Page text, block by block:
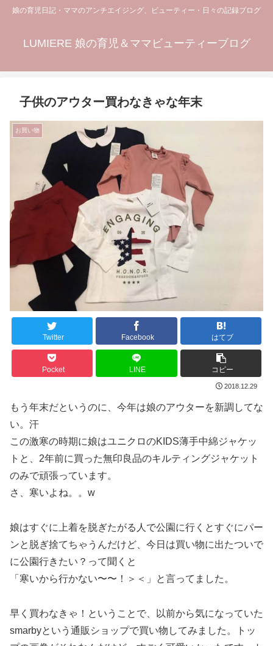
娘の育児日記・ママのアンチエイジング、ビューティー・日々の記録ブログ
LUMIERE 娘の育児＆ママビューティーブログ
子供のアウター買わなきゃな年末
お買い物
Twitter Facebook はてブ
Pocket LINE コピー
2018.12.29
もう年末だというのに、今年は娘のアウターを新調してな
い。汗
この激寒の時期に娘はユニクロのKIDS薄手中綿ジャケッ
トと、2年前に買った無印良品のキルティングジャケット
のみで頑張っています。
さ、寒いよね。。w
娘はすぐに上着を脱ぎたがる人で公園に行くとすぐにパー
ンと脱ぎ捨てちゃうんだけど、今日は買い物に出たついで
に公園行きたい？って聞くと
「寒いから行かない〜〜！＞＜」と言ってました。
早く買わなきゃ！ということで、以前から気になっていた
smarbyという通販ショップで買い物してみました。トッ